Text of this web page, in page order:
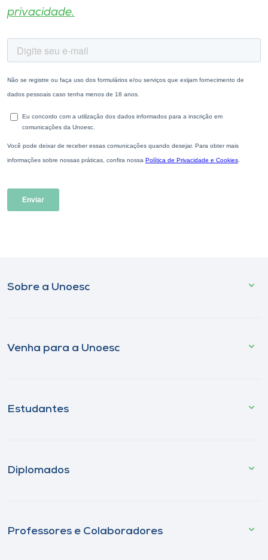
privacidade.
Sobre a Unoesc
Venha para a Unoesc
Estudantes
Diplomados
Professores e Colaboradores